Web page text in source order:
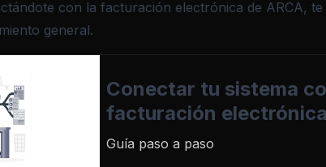
con la facturación electrónica de ARCA,
general.
Conectar tu sistema
facturación
Guía paso a paso